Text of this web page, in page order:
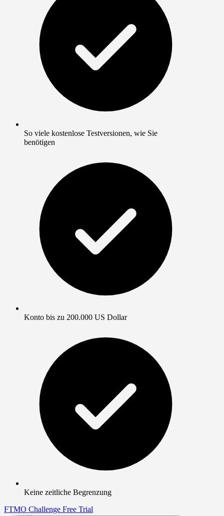
So viele kostenlose Testversionen, wie Sie
benötigen
Konto bis zu 200.000 US Dollar
Keine zeitliche Begrenzung
FTMO Challenge Free Trial